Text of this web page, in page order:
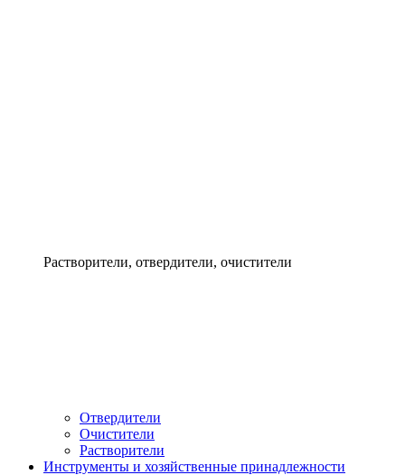
Растворители, отвердители, очистители
Отвердители
Очистители
Растворители
Инструменты и хозяйственные принадлежности